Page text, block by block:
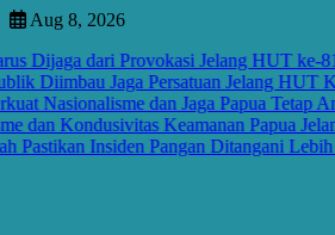
Skip
content
Aug 8, 2026
dari Provokasi Jelang HUT ke-81 RI
Jaga Persatuan Jelang HUT Ke-81
dan Jaga Papua Tetap Aman
Kondusivitas Keamanan Papua Jelang
Insiden Pangan Ditangani Lebih Serius